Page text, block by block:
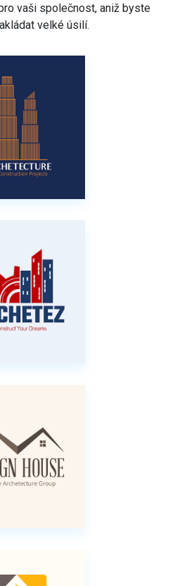
vaši společnost, aniž byste
velké úsilí.